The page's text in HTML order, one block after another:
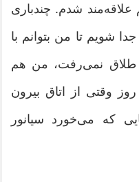
علاقه‌مند شدم. چندباری
شویم تا من بتوانم با
طلاق نمی‌رفت، من هم
وقتی از اتاق بیرون
که می‌خورد سیانور